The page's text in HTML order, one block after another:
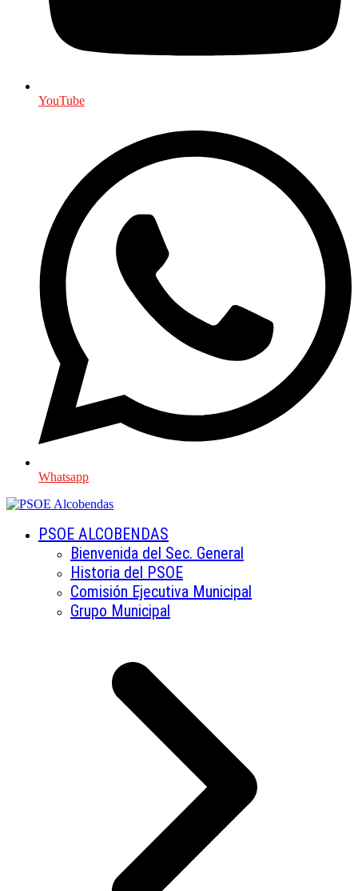
YouTube
Whatsapp
PSOE ALCOBENDAS
Bienvenida del Sec. General
Historia del PSOE
Comisión Ejecutiva Municipal
Grupo Municipal